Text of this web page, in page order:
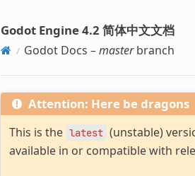
Godot Engine 4.2 简体中文文档
Godot Docs –masterbranch
Attention: Here be dragons
This is the latest (unstable)
available in or compatible with